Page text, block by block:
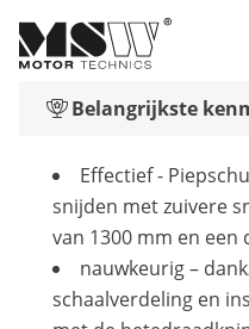
Belangrijkste
Effectief -
snijden met zuivere
van 1300 mm en een
nauwkeurig –
schaalverdeling en